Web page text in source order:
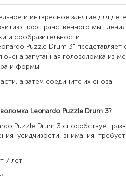
и интересное занятие для
пространственного
и сообразительности.
Puzzle Drum 3" представляет
запутанная головоломка из
и формы.
а затем соедините их снова.
Leonardo Puzzle Drum 3?
Puzzle Drum 3 способствует
усидчивости, внимания,
7 лет